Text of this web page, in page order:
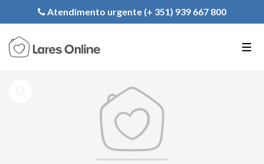
Registe a sua Instituição
Atendimento urgente (+ 351) 939 667 800